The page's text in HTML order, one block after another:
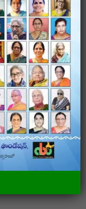
in this browser